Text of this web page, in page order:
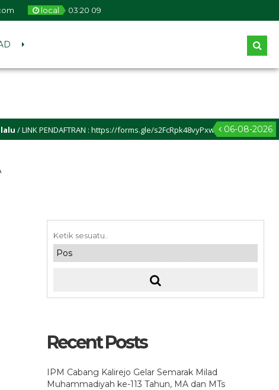
local 03:20 09
06-08-2026
PENDAFTRAN : https://forms.gle/s2FcRpk48vyPxwps6
Recent Posts
IPM Cabang Kalirejo Gelar Semarak Milad
Muhammadiyah ke-113 Tahun, MA dan MTs